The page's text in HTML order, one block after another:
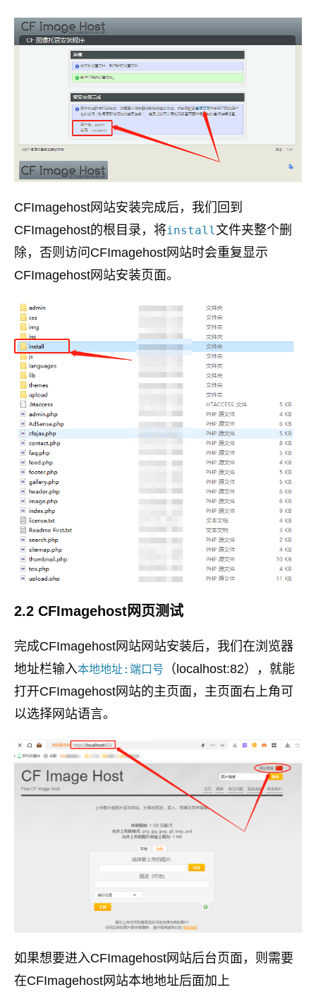
CFImagehost网站安装完成后，我们回到
CFImagehost的根目录，将install 文件夹整个删
除，否则访问CFImagehost网站时会重复显示
CFImagehost网站安装页面。
2.2 CFImagehost网页测试
完成CFImagehost网站网站安装后，我们在浏览器
地址栏输入本地地址:端口号 （localhost:82），就能
打开CFImagehost网站的主页面，主页面右上角可
以选择网站语言。
如果想要进入CFImagehost网站后台页面，则需要
在CFImagehost网站本地地址后面加上